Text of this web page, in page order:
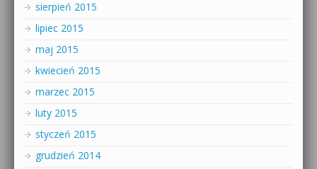
sierpień 2015
lipiec 2015
maj 2015
kwiecień 2015
marzec 2015
luty 2015
styczeń 2015
grudzień 2014